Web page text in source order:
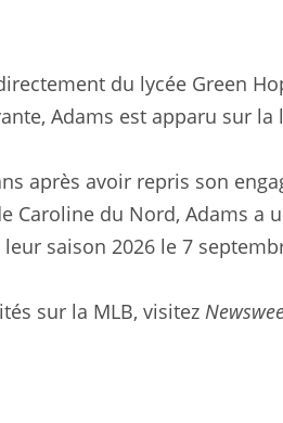
du lycée Green
Adams est apparu sur
après avoir repris son
Caroline du Nord, Adams a
saison 2026 le 7
sur la MLB, visitez